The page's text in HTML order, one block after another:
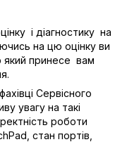
і діагностику на
на цю оцінку ви
який принесе вам
Сервісного
увагу на такі
роботи
стан портів,